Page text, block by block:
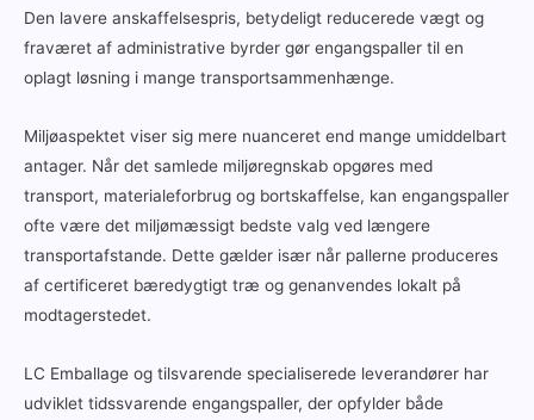
Den lavere anskaffelsespris, betydeligt reducerede vægt og
fraværet af administrative byrder gør engangspaller til en
oplagt løsning i mange transportsammenhænge.
Miljøaspektet viser sig mere nuanceret end mange umiddelbart
antager. Når det samlede miljøregnskab opgøres med
transport, materialeforbrug og bortskaffelse, kan engangspaller
ofte være det miljømæssigt bedste valg ved længere
transportafstande. Dette gælder især når pallerne produceres
af certificeret bæredygtigt træ og genanvendes lokalt på
modtagerstedet.
LC Emballage og tilsvarende specialiserede leverandører har
udviklet tidssvarende engangspaller, der opfylder både